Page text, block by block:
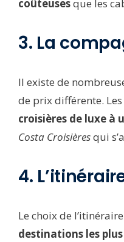
coûteusesque les
3. La
Il existe de
de prix différente.
croisières de luxe à
Costa Croisièresqui
4.
Le choix de
destinations les